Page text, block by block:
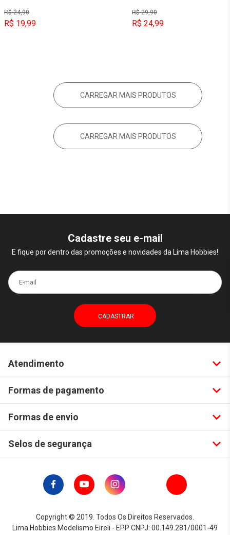
R$ 24,90
R$ 19,99
R$ 29,90
R$ 24,99
CARREGAR MAIS PRODUTOS
CARREGAR MAIS PRODUTOS
Cadastre seu e-mail
E fique por dentro das promoções e novidades da Lima Hobbies!
E-mail
Atendimento
Formas de pagamento
Formas de envio
Selos de segurança
Copyright © 2019. Todos Os Direitos Reservados.
Lima Hobbies Modelismo Eireli - EPP CNPJ: 00.149.281/0001-49